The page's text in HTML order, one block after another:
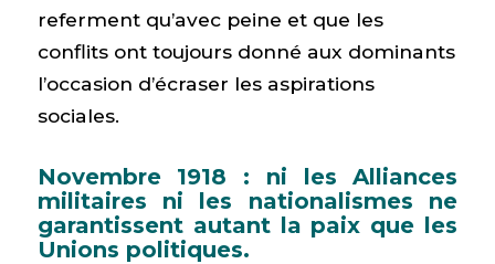
referment qu’avec peine et que les
conflits ont toujours donné aux dominants
l’occasion d’écraser les aspirations
sociales.
Novembre 1918 : ni les Alliances
militaires ni les nationalismes ne
garantissent autant la paix que les
Unions politiques.